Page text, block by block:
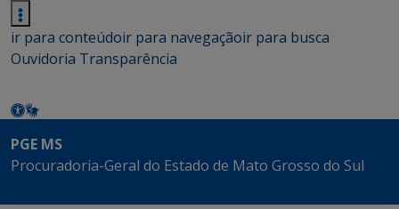
ir para conteúdoir para navegaçãoir para busca
Ouvidoria Transparência
PGE MS
Procuradoria-Geral do Estado de Mato Grosso do Sul